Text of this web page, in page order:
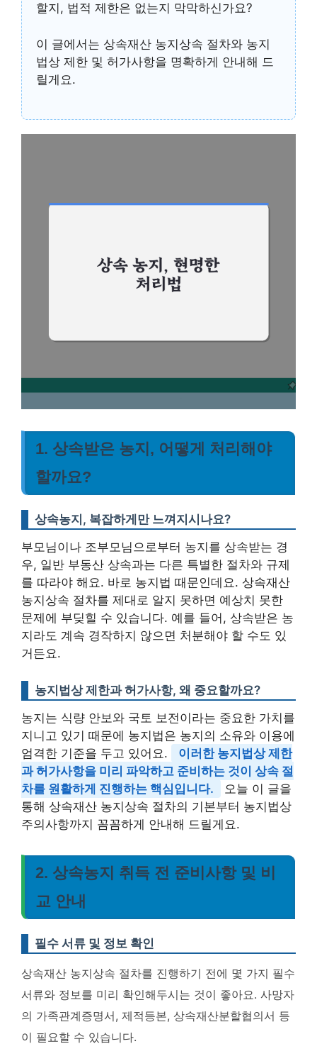
할지, 법적 제한은 없는지 막막하신가요?
이 글에서는 상속재산 농지상속 절차와 농지
법상 제한 및 허가사항을 명확하게 안내해 드
릴게요.
1. 상속받은 농지, 어떻게 처리해야
할까요?
상속농지, 복잡하게만 느껴지시나요?
부모님이나 조부모님으로부터 농지를 상속받는 경
우, 일반 부동산 상속과는 다른 특별한 절차와 규제
를 따라야 해요. 바로 농지법 때문인데요. 상속재산
농지상속 절차를 제대로 알지 못하면 예상치 못한
문제에 부딪힐 수 있습니다. 예를 들어, 상속받은 농
지라도 계속 경작하지 않으면 처분해야 할 수도 있
거든요.
농지법상 제한과 허가사항, 왜 중요할까요?
농지는 식량 안보와 국토 보전이라는 중요한 가치를
지니고 있기 때문에 농지법은 농지의 소유와 이용에
엄격한 기준을 두고 있어요.
이러한 농지법상 제한
과 허가사항을 미리 파악하고 준비하는 것이 상속 절
차를 원활하게 진행하는 핵심입니다.
오늘 이 글을
통해 상속재산 농지상속 절차의 기본부터 농지법상
주의사항까지 꼼꼼하게 안내해 드릴게요.
2. 상속농지 취득 전 준비사항 및 비
교 안내
필수 서류 및 정보 확인
상속재산 농지상속 절차를 진행하기 전에 몇 가지 필수
서류와 정보를 미리 확인해두시는 것이 좋아요. 사망자
의 가족관계증명서, 제적등본, 상속재산분할협의서 등
이 필요할 수 있습니다.